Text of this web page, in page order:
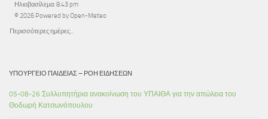
Ηλιοβασίλεμα: 8:43 pm
© 2026 Powered by Open-Meteo
Περισσότερες ημέρες...
ΥΠΟΥΡΓΕΊΟ ΠΑΙΔΕΊΑΣ – ΡΟΉ ΕΙΔΉΣΕΩΝ
05-08-26 Συλλυπητήρια ανακοίνωση του ΥΠΑΙΘΑ για την απώλεια του
Θοδωρή Κατσωνόπουλου